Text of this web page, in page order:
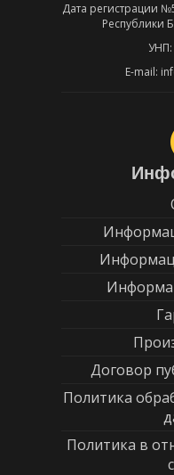
Дата регистрации
Республики
УНП:
E-mail:
Договор
Политика
Политика в